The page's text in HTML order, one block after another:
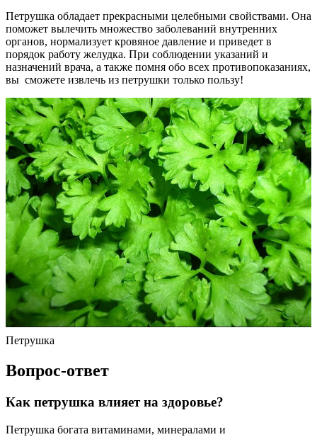
Петрушка обладает прекрасными целебными свойствами. Она
поможет вылечить множество заболеваний внутренних
органов, нормализует кровяное давление и приведет в
порядок работу желудка. При соблюдении указаний и
назначений врача, а также помня обо всех противопоказаниях,
вы сможете извлечь из петрушки только пользу!
Петрушка
Вопрос-ответ
Как петрушка влияет на здоровье?
Петрушка богата витаминами, минералами и